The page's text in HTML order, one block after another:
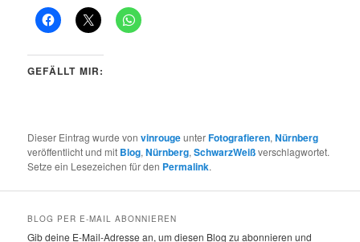
GEFÄLLT MIR:
Dieser Eintrag wurde vonvinrougeunterFotografieren,Nürnberg
veröffentlicht und mit Blog,Nürnberg,SchwarzWeißverschlagwortet.
Setze ein Lesezeichen für den Permalink.
BLOG PER E-MAIL ABONNIEREN
Gib deine E-Mail-Adresse an, um diesen Blog zu abonnieren und